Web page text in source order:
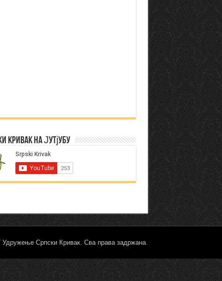
Кривак на Јутјубу
Српски Кривак. Сва права задржана.